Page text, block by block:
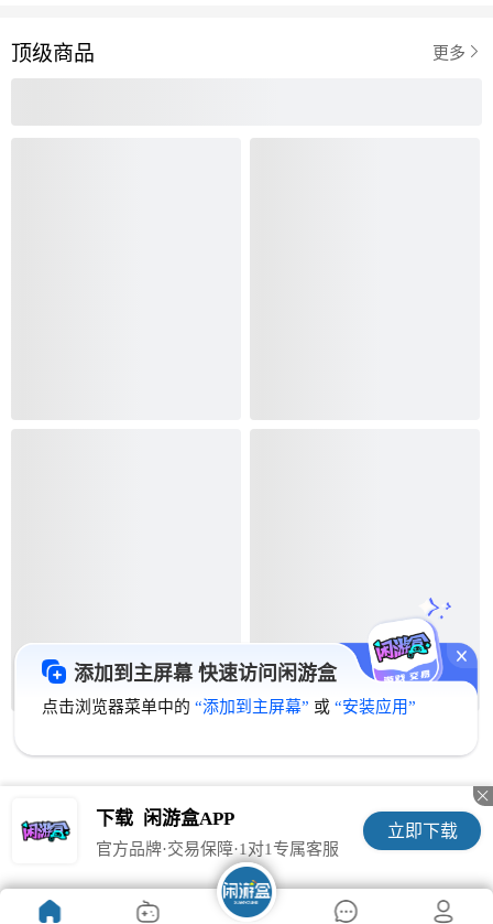
顶级商品 更多 
下载 闲游盒APP
官方品牌·交易保障·1对1专属客服
立即下载

添加到主屏幕 快速访问闲游盒
点击浏览器菜单中的“添加到主屏幕” 或“安装应用”